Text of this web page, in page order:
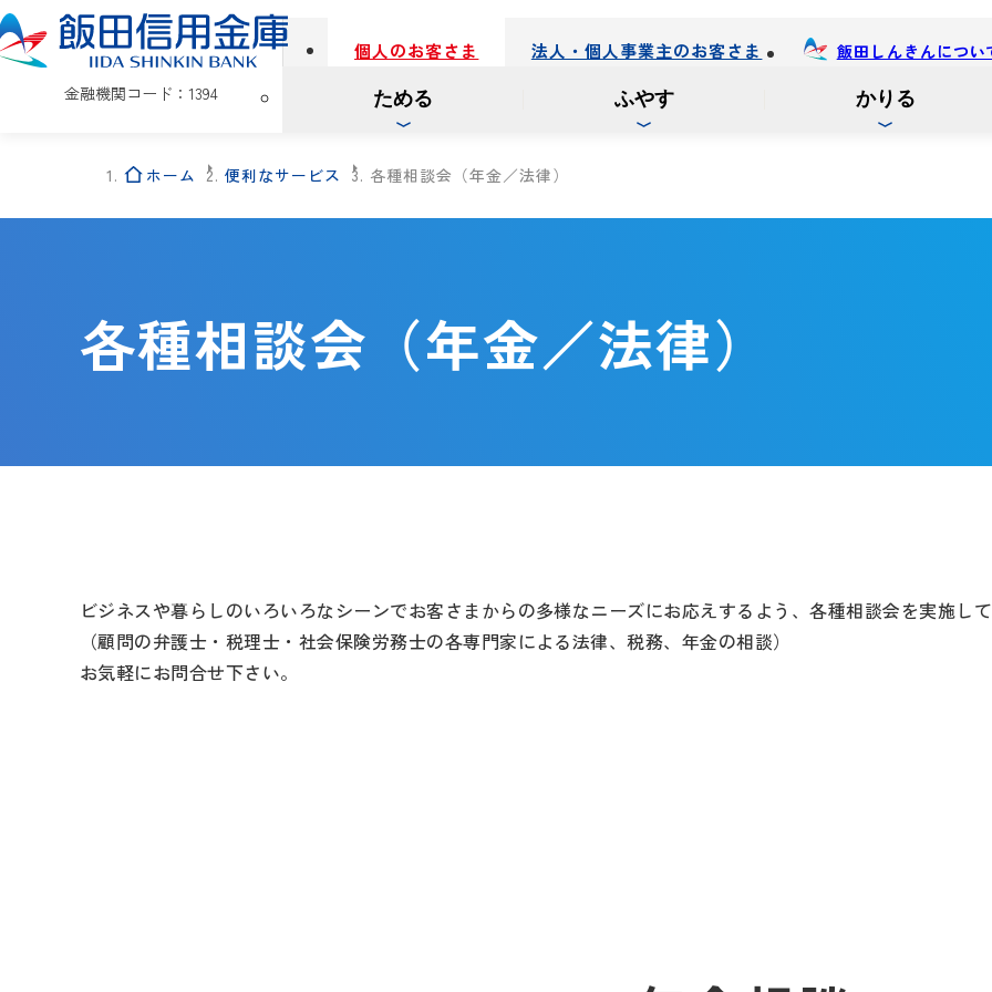
金融機関コード：1394
個人のお客さま
ためる ふやす かりる
法人・個人事業主のお客さま 飯田しんきんについ
ホーム
便利なサービス 各種相談会（年金／法律）
各種相談会（年金／法律）
ビジネスや暮らしのいろいろなシーンでお客さまからの多様なニーズにお応えするよう、各種相談会を実施して
（顧問の弁護士・税理士・社会保険労務士の各専門家による法律、税務、年金の相談）
お気軽にお問合せ下さい。